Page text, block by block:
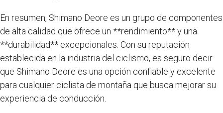
En resumen, Shimano Deore es un grupo de componentes
de alta calidad que ofrece un **rendimiento** y una
**durabilidad** excepcionales. Con su reputación
establecida en la industria del ciclismo, es seguro decir
que Shimano Deore es una opción confiable y excelente
para cualquier ciclista de montaña que busca mejorar su
experiencia de conducción.